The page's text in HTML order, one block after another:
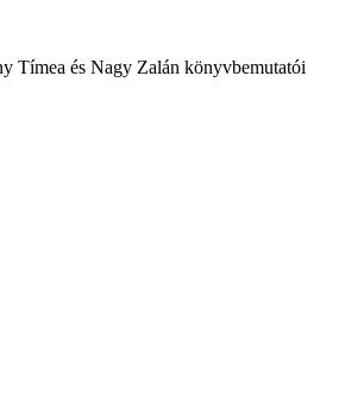
Tímea és Nagy Zalán könyvbemutatói